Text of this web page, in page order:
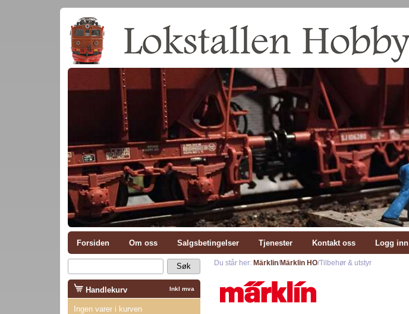
Forsiden Om oss Salgsbetingelser Tjenester Kontakt oss Logg inn
Du står her: Märklin/Märklin HO/Tilbehør & utstyr
Inkl mva
Handlekurv
Ingen varer i kurven